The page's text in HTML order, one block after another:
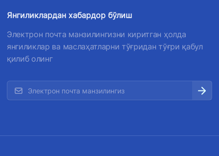
Янгиликлардан хабардор бўлиш
Электрон почта манзилингизни киритган ҳолда
янгиликлар ва маслаҳатларни тўғридан тўғри қабул
қилиб олинг